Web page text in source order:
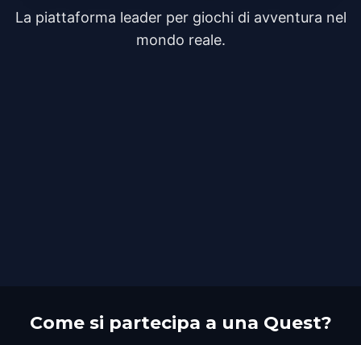
La piattaforma leader per giochi di avventura nel
mondo reale.
Come si partecipa a una Quest?